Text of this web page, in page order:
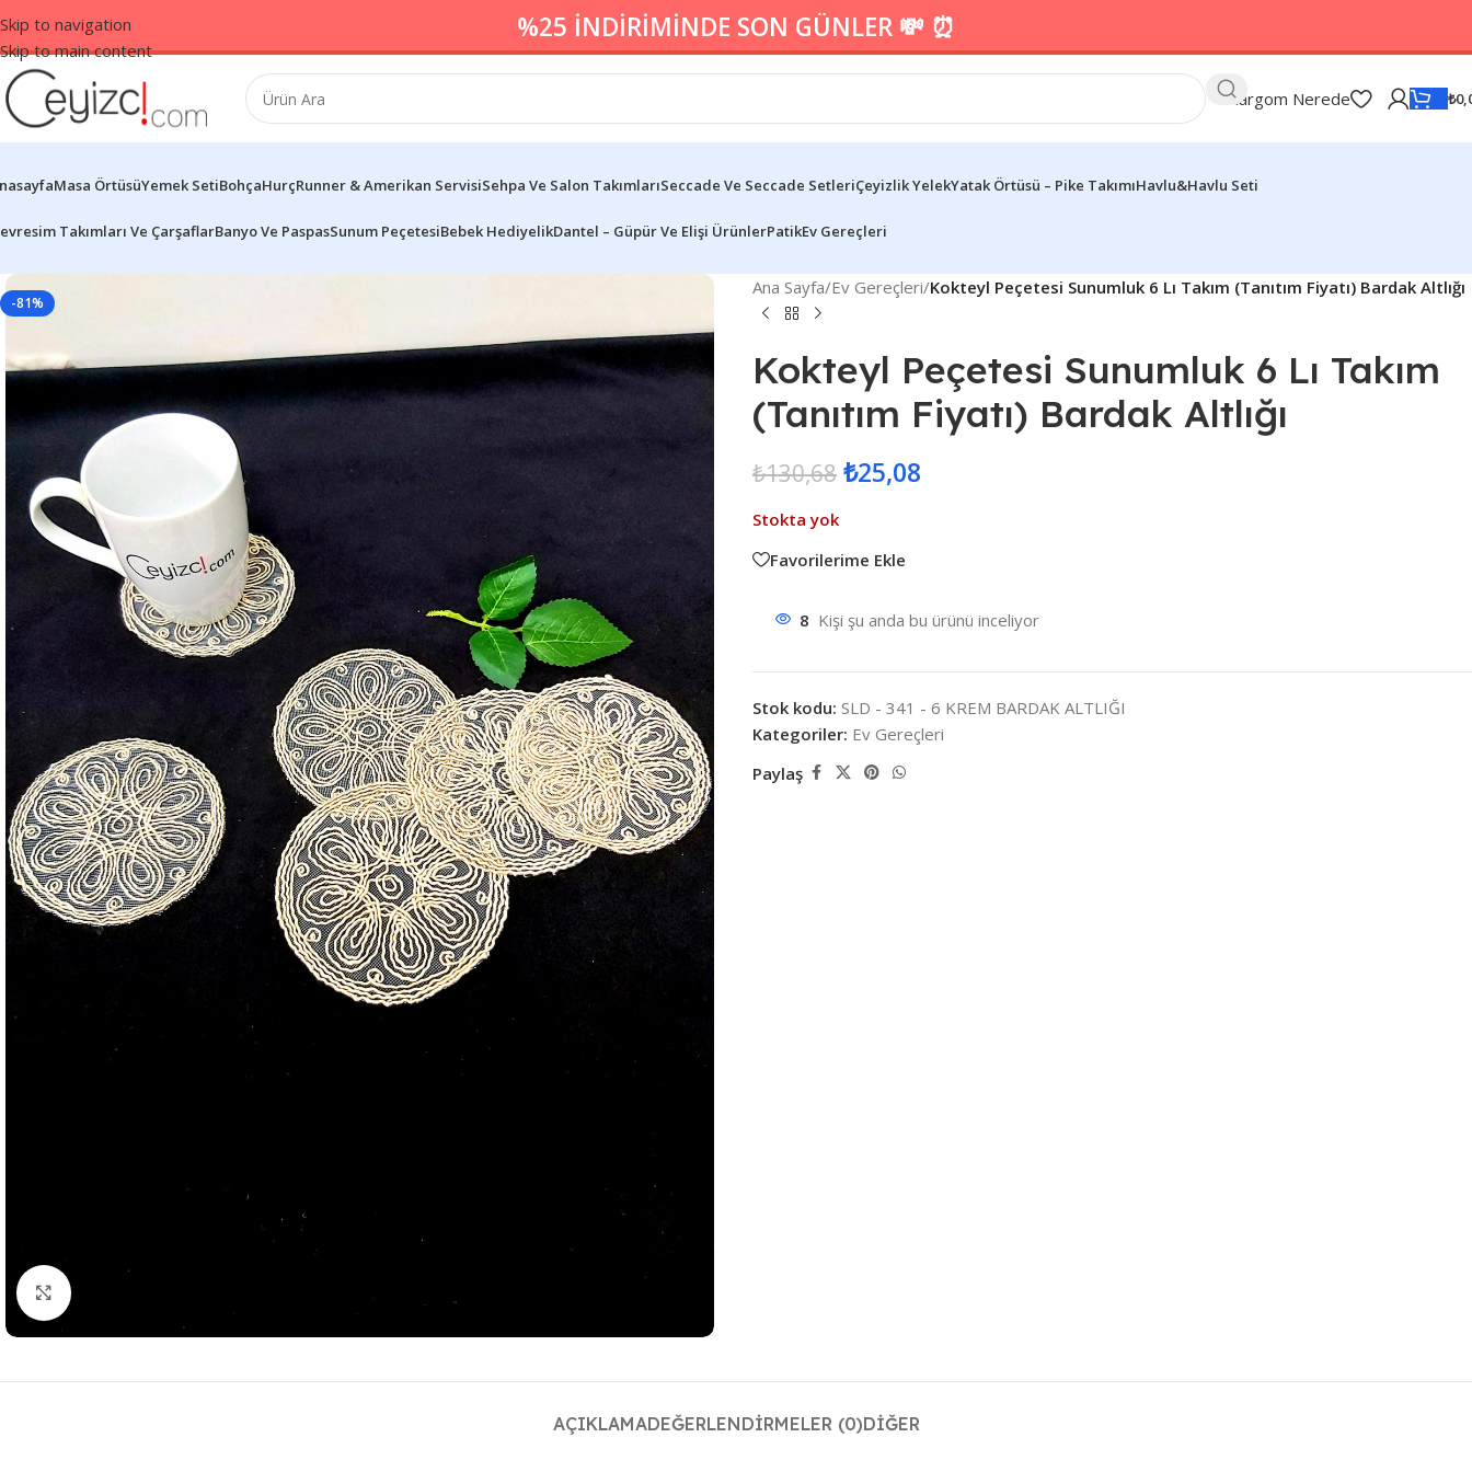
Skip to navigation
Skip to main content
%25 İNDİRİMİNDE SON GÜNLER 💸 ⏰
Kargom Nerede ₺
Masa ÖrtüsüYemek SetiBohçaHurçRunner & Amerikan ServisiSehpa Ve Salon TakımlarıSeccade Ve Seccade SetleriÇeyizlik YelekYatak Örtüsü – Pike TakımıHavlu&Havlu Seti
Takımları Ve ÇarşaflarBanyo Ve PaspasSunum PeçetesiBebek HediyelikDantel – Güpür Ve Elişi ÜrünlerPatikEv Gereçleri
-81%
Ana Sayfa/Ev Gereçleri/Kokteyl Peçetesi Sunumluk 6 Lı Takım (Tanıtım Fiyatı) Bardak Altlığı
Kokteyl Peçetesi Sunumluk 6 Lı Takım
(Tanıtım Fiyatı) Bardak Altlığı
₺130,68 ₺25,08
Stokta yok
Favorilerime Ekle
8 Kişi şu anda bu ürünü inceliyor
Stok kodu: SLD - 341 - 6 KREM BARDAK ALTLIĞI
Kategoriler: Ev Gereçleri
Paylaş
AÇIKLAMADEĞERLENDIRMELER (0)DIĞER